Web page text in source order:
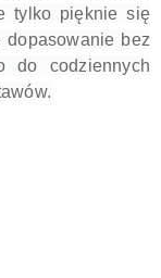
tylko pięknie się
dopasowanie bez
do codziennych